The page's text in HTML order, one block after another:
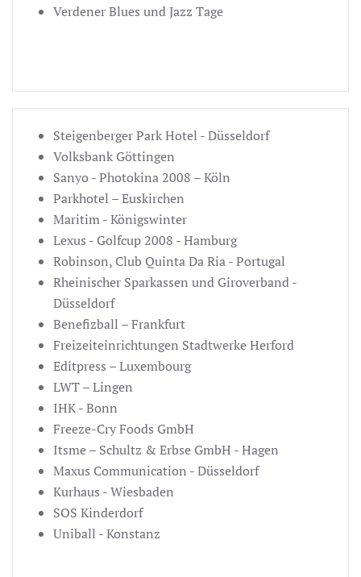
Verdener Blues und Jazz Tage
Steigenberger Park Hotel - Düsseldorf
Volksbank Göttingen
Sanyo - Photokina 2008 – Köln
Parkhotel – Euskirchen
Maritim - Königswinter
Lexus - Golfcup 2008 - Hamburg
Robinson, Club Quinta Da Ria - Portugal
Rheinischer Sparkassen und Giroverband -
Düsseldorf
Benefizball – Frankfurt
Freizeiteinrichtungen Stadtwerke Herford
Editpress – Luxembourg
LWT – Lingen
IHK - Bonn
Freeze-Cry Foods GmbH
Itsme – Schultz & Erbse GmbH - Hagen
Maxus Communication - Düsseldorf
Kurhaus - Wiesbaden
SOS Kinderdorf
Uniball - Konstanz